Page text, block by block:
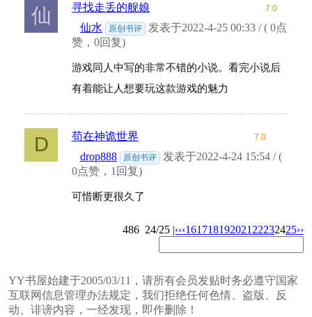
仙 寻找走丢的舰娘 7.0
仙水 原创书评
发表于2022-4-25 00:33 / ( 0点
赞，0回复)
游戏同人中写的非常不错的小说。看完小说后
有着能让人想要玩这款游戏的魅力
D 苟在神诡世界 7.0
drop888 原创书评
发表于2022-4-24 15:54 / (
0点赞，1回复)
可惜断更很久了
486 24/25 |‹‹‹161718192021 22232425››
YY书屋始建于2005/03/11，请所有会员发贴时务必遵守国家
互联网信息管理办法规定，我们拒绝任何色情、盗版、反
动、诽谤内容，一经发现，即作删除！